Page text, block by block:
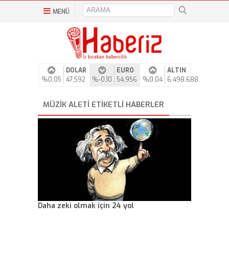
MENÜ
%0,05
DOLAR
47,592
%-0,10
EURO
54,956
%0,04
ALTIN
6.498,688
MÜZIK ALETI ETIKETLI HABERLER
Daha zeki olmak için 24 yol